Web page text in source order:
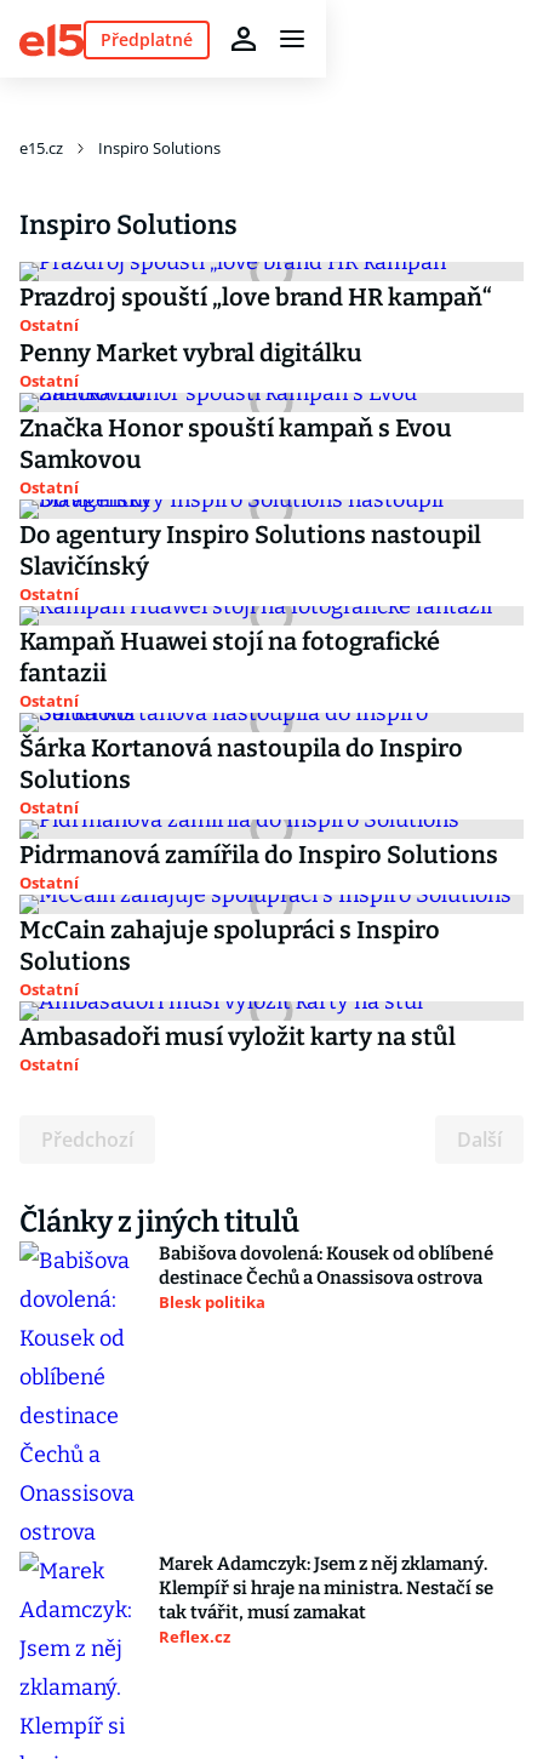
Předplatné
e15.cz Inspiro Solutions
Inspiro Solutions
Prazdroj spouští „love brand HR kampaň“
Ostatní
Penny Market vybral digitálku
Ostatní
Značka Honor spouští kampaň s Evou
Samkovou
Ostatní
Do agentury Inspiro Solutions nastoupil
Slavičínský
Ostatní
Kampaň Huawei stojí na fotografické
fantazii
Ostatní
Šárka Kortanová nastoupila do Inspiro
Solutions
Ostatní
Pidrmanová zamířila do Inspiro Solutions
Ostatní
McCain zahajuje spolupráci s Inspiro
Solutions
Ostatní
Ambasadoři musí vyložit karty na stůl
Ostatní
Předchozí Další
Články z jiných titulů
Babišova dovolená: Kousek od oblíbené
destinace Čechů a Onassisova ostrova
Blesk politika
Marek Adamczyk: Jsem z něj zklamaný.
Klempíř si hraje na ministra. Nestačí se
tak tvářit, musí zamakat
Reflex.cz